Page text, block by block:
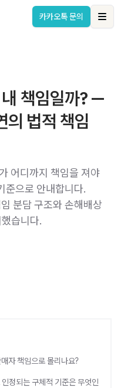
카카오톡 문의
책임일까? —
의 법적 책임
어디까지 책임을 져야
준으로 안내합니다.
분담 구조와 손해배상
습니다.
자 책임으로 몰리나요?
정되는 구체적 기준은 무엇인